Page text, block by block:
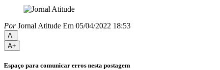
PorJornal Atitude Em 05/04/2022 18:53
A-
A+
Espaço para comunicar erros nesta postagem